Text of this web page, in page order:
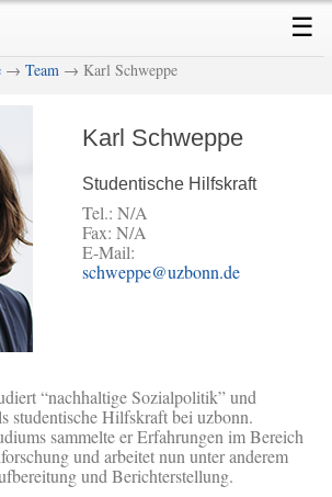
☰
→ Team → Karl Schweppe
Karl Schweppe
Studentische Hilfskraft
Tel.: N/A
Fax: N/A
E-Mail:
schweppe@uzbonn.de
“nachhaltige Sozialpolitik” und
studentische Hilfskraft bei uzbonn.
sammelte er Erfahrungen im Bereich
und arbeitet nun unter anderem
und Berichterstellung.